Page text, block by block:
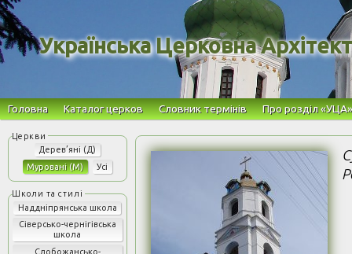
Українська Церковна
Головна Каталог церков Словник термінів Про розділ «УЦА»
Дерев’яні (Д)
Муровані (М)
Усі
Наддніпрянська школа
Сіверсько-чернігівська
школа
Слобожансько-